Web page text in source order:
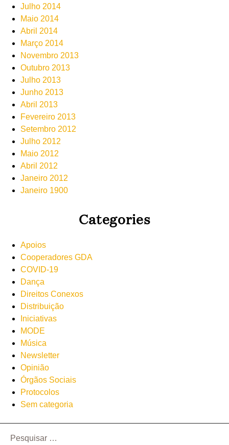
Julho 2014
Maio 2014
Abril 2014
Março 2014
Novembro 2013
Outubro 2013
Julho 2013
Junho 2013
Abril 2013
Fevereiro 2013
Setembro 2012
Julho 2012
Maio 2012
Abril 2012
Janeiro 2012
Janeiro 1900
Categories
Apoios
Cooperadores GDA
COVID-19
Dança
Direitos Conexos
Distribuição
Iniciativas
MODE
Música
Newsletter
Opinião
Órgãos Sociais
Protocolos
Sem categoria
por: